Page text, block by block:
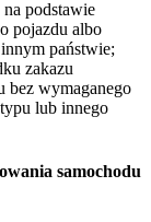
podstawie
pojazdu albo
państwie;
zakazu
bez wymaganego
lub innego
samochodu